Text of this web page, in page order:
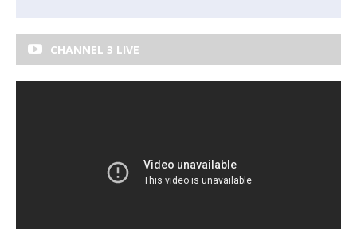
CHANNEL 3 LIVE